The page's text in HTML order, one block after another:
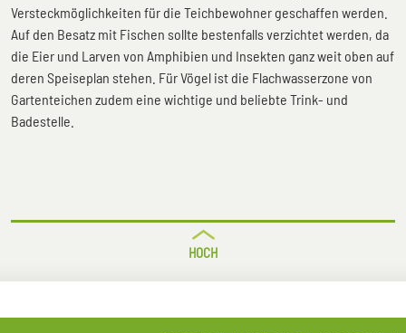
Versteckmöglichkeiten für die Teichbewohner geschaffen werden.
Auf den Besatz mit Fischen sollte bestenfalls verzichtet werden, da
die Eier und Larven von Amphibien und Insekten ganz weit oben auf
deren Speiseplan stehen. Für Vögel ist die Flachwasserzone von
Gartenteichen zudem eine wichtige und beliebte Trink- und
Badestelle.
HOCH